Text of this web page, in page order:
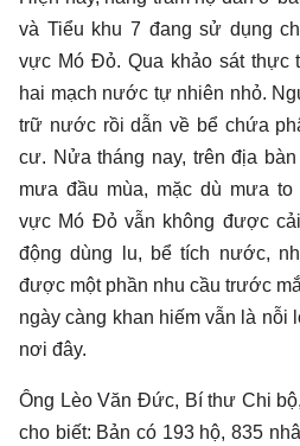
và Tiểu khu 7 đang sử dụng
vực Mó Đỏ. Qua khảo sát thực
hai mạch nước tự nhiên nhỏ.
trữ nước rồi dẫn về bể chứa
cư. Nửa tháng nay, trên địa
mưa đầu mùa, mặc dù mưa
vực Mó Đỏ vẫn không được
động dùng lu, bể tích nước,
được một phần nhu cầu trước
ngày càng khan hiếm vẫn là nỗi
nơi đây.
Ông Lèo Văn Đức, Bí thư Chi
cho biết: Bản có 193 hộ, 835